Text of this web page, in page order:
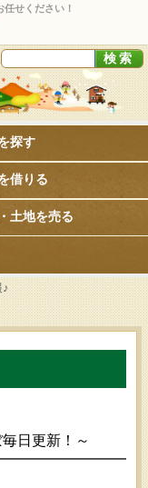
せください！
探す
借りる
土地を売る
日更新！～